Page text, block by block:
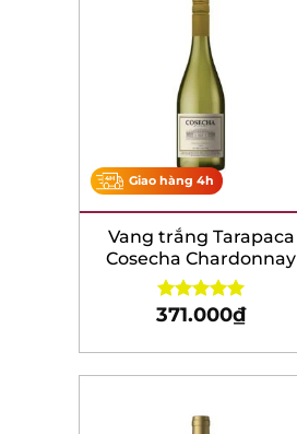
Giao hàng 4h
Vang trắng Tarapaca
Cosecha Chardonnay
Rated5.00
371.000₫